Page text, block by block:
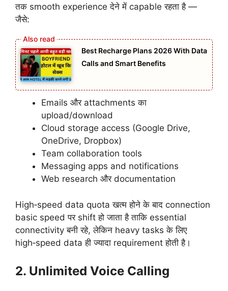
तक smooth experience देने में capable रहता है —
जैसे:
Best Recharge Plans 2026 With Data
Calls and Smart Benefits
Emails और attachments का
upload/download
Cloud storage access (Google Drive,
OneDrive, Dropbox)
Team collaboration tools
Messaging apps and notifications
Web research और documentation
High‑speed data quota खत्म होने के बाद connection
basic speed पर shift हो जाता है ताकि essential
connectivity बनी रहे, लेकिन heavy tasks के लिए
high‑speed data ही ज्यादा requirement होती है।
2. Unlimited Voice Calling